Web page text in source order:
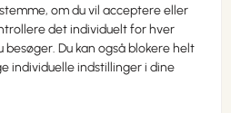
om du vil acceptere eller
det individuelt for hver
Du kan også blokere helt
individuelle indstillinger i dine